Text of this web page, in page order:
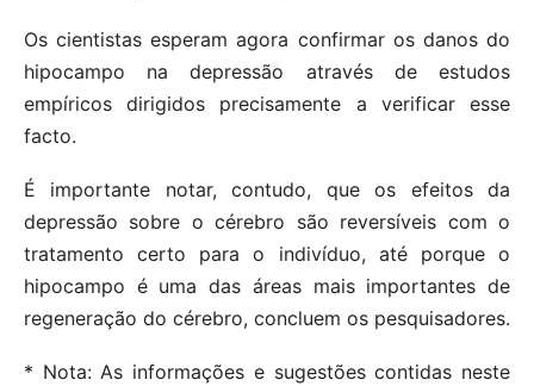
Os cientistas esperam agora confirmar os danos do
hipocampo na depressão através de estudos
empíricos dirigidos precisamente a verificar esse
facto.
É importante notar, contudo, que os efeitos da
depressão sobre o cérebro são reversíveis com o
tratamento certo para o indivíduo, até porque o
hipocampo é uma das áreas mais importantes de
regeneração do cérebro, concluem os pesquisadores.
* Nota: As informações e sugestões contidas neste